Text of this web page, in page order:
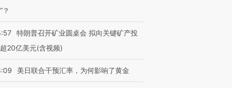
？
特朗普召开矿业圆桌会 拟向关键矿产投
20亿美元(含视频)
美日联合干预汇率，为何影响了黄金